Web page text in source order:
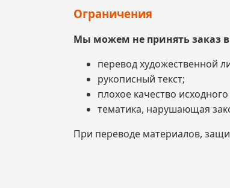
Ограничения
Мы можем не принять заказ
перевод художественной
рукописный текст;
плохое качество
тематика, нарушающая
При переводе материалов,